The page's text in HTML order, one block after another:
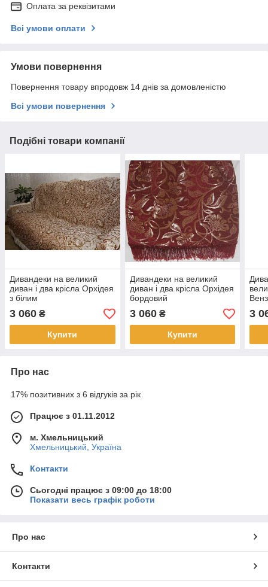
Оплата за реквізитами
Всі умови оплати
Умови повернення
Повернення товару впродовж 14 днів за домовленістю
Всі умови повернення
Подібні товари компанії
Дивандеки на великий
диван і два крісла Орхідея
з білим
3 060 ₴
Купити
Дивандеки на великий
диван і два крісла Орхідея
бордовий
3 060₴
Купити
3
Про нас
17% позитивних з 6 відгуків за рік
Працює з 01.11.2012
м. Хмельницький
Хмельницький, Україна
Контакти
Сьогодні працює з 09:00 до 18:00
Показати весь графік роботи
Про нас
Контакти